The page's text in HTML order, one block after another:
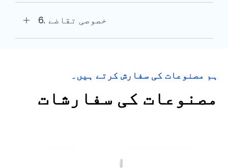
6. خصوصی تقاضے
ہم مصنوعات کی سفارش کرتے ہیں۔
مصنوعات کی سفارشات